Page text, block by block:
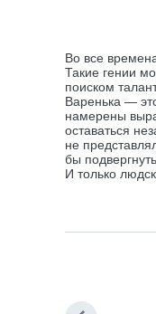
Во все
Такие гении
поиском
Варенька —
намерены
оставаться
не
бы
И только